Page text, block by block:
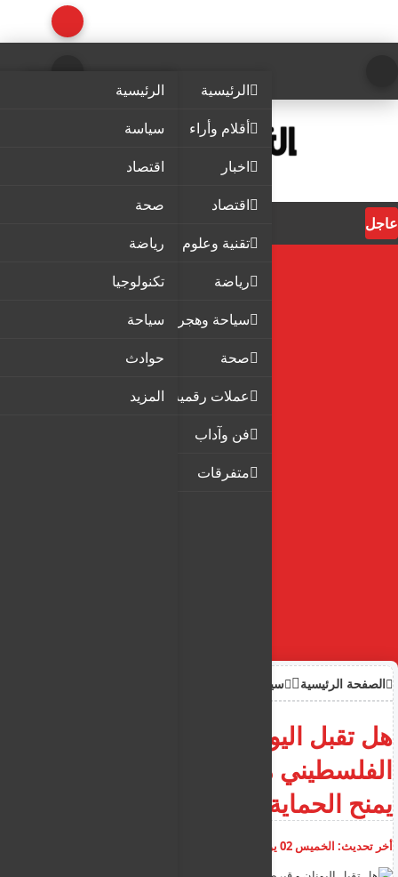
الرئيسية
أقلام وأراء
اخبار
اقتصاد
تقنية وعلوم
رياضة
سياحة وهجرة
صحة
عملات رقمية
فن وآداب
متفرقات
الرئيسية
سياسة
اقتصاد
صحة
رياضة
تكنولوجيا
سياحة
حوادث
المزيد
عاجل
الصفحة الرئيسية سياحة وهجرة
هل تقبل اليونان و قبرص
الفلسطيني من غزة كلاجئ و هل
يمنح الحماية و الاقامة ؟
أخر تحديث: الخميس 02 يوليو 2026